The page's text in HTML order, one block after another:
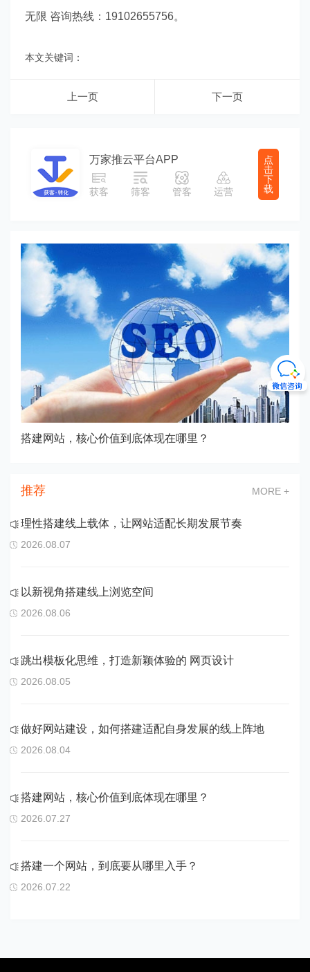
无限 咨询热线：19102655756。
本文关键词：
上一页 下一页
万家推云平台APP
获客 筛客 管客 运营
点
击
下
载
搭建网站，核心价值到底体现在哪里？
推荐 MORE +
理性搭建线上载体，让网站适配长期发展节奏
2026.08.07
以新视角搭建线上浏览空间
2026.08.06
跳出模板化思维，打造新颖体验的 网页设计
2026.08.05
做好网站建设，如何搭建适配自身发展的线上阵地
2026.08.04
搭建网站，核心价值到底体现在哪里？
2026.07.27
搭建一个网站，到底要从哪里入手？
2026.07.22